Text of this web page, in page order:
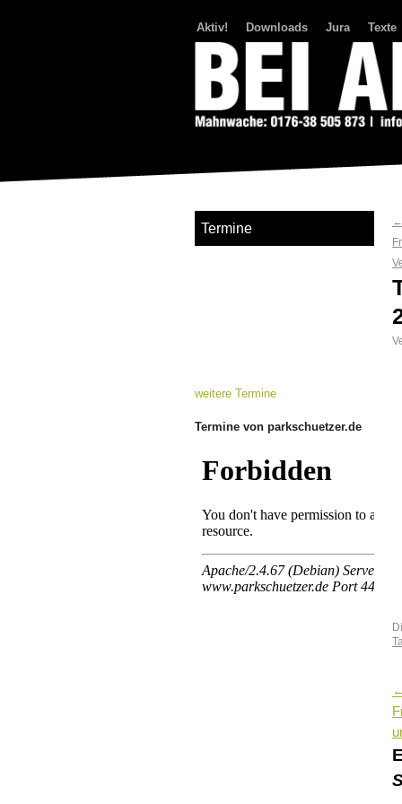
Aktiv! Downloads Jura Texte
←
Termine
weitere Termine
Termine von parkschuetzer.de